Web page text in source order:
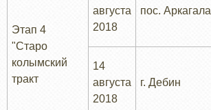
Этап 4
"Старо
колымский
тракт
августа
2018
пос. Аркагала
14
августа
2018
г. Дебин